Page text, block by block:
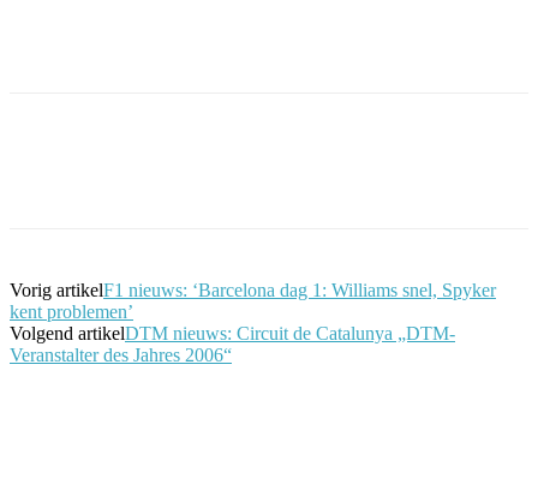
Vorig artikelF1 nieuws: ‘Barcelona dag 1: Williams snel, Spyker
kent problemen’
Volgend artikelDTM nieuws: Circuit de Catalunya „DTM-
Veranstalter des Jahres 2006“